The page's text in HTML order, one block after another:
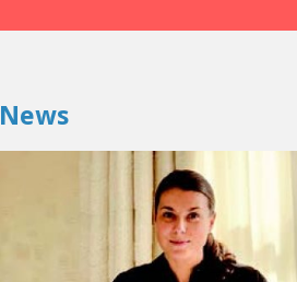
Gérer les plaintes des clients et
Qualités innées et
L'industrie hôtelière est un domaine
des qualités qui ne s'apprennent
News